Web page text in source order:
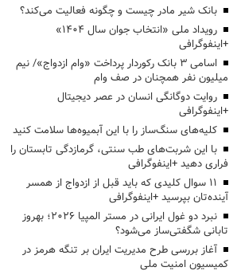
بانک شیر مادر چیست و چگونه فعالیت می‌کند؟
رویداد ملی «انتخاب جوان سال ۱۴۰۴»
+اینفوگرافی
اسامی ۳ بانک رکوردار پرداخت «وام ازدواج»/ نیم
میلیون نفر همچنان در صف وام
روایت دوگانگی انسان در عصر دیجیتال
+اینفوگرافی
کلیه‌های سنگ‌ساز را با این آبمیوه‌ها سلامت کنید
با این شربت‌های طب سنتی، گرمازدگی تابستان را
فراری دهید +اینفوگرافی
۱۱ سوال کلیدی که باید قبل از ازدواج از همسر
آینده‌تان بپرسید +اینفوگرافی
نبرد دو غول ایرانی در مستر المپیا ۲۰۲۶؛ بهروز
تابانی شگفتی‌ساز می‌شود؟
آغاز بررسی طرح مدیریت ایران بر تنگه هرمز در
کمیسیون امنیت ملی